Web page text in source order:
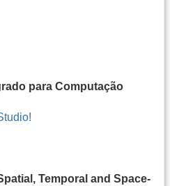
para Computação
Temporal and Space-